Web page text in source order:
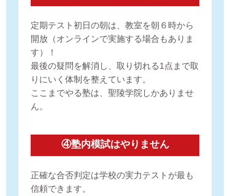
定期テスト初日の朝は、 教室を朝６時から
開放（オンラインで実施する場合もありま
す）！
最後の疑問を解消し、 取り切れる1点まで取
りにいく体制を整えています。
ここまでやる塾は、聖陵学院しかありませ
ん。
④塾内模試はやりません
正確な合否判定は学校の実力テストが最も
信頼できます。